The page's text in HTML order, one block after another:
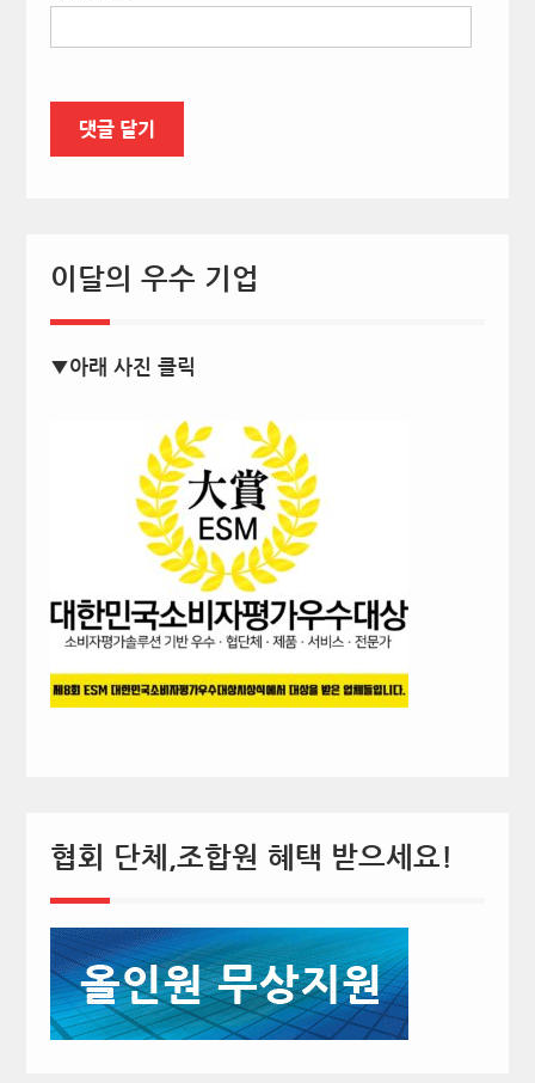
이달의 우수 기업
▼아래 사진 클릭
협회 단체,조합원 혜택 받으세요!